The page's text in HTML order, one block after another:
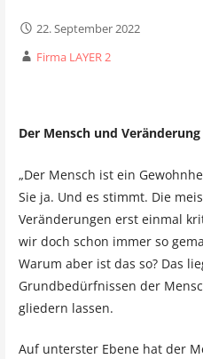
22. September 2022
Firma LAYER 2
Der Mensch und Veränderung
„Der Mensch ist ein
Sie ja. Und es stimmt. Die
Veränderungen erst einmal
wir doch schon immer so
Warum aber ist das so? Das
Grundbedürfnissen der
gliedern lassen.
Auf unterster Ebene hat der